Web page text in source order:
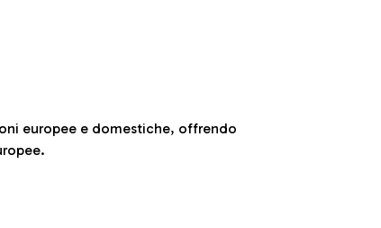
europee e domestiche, offrendo